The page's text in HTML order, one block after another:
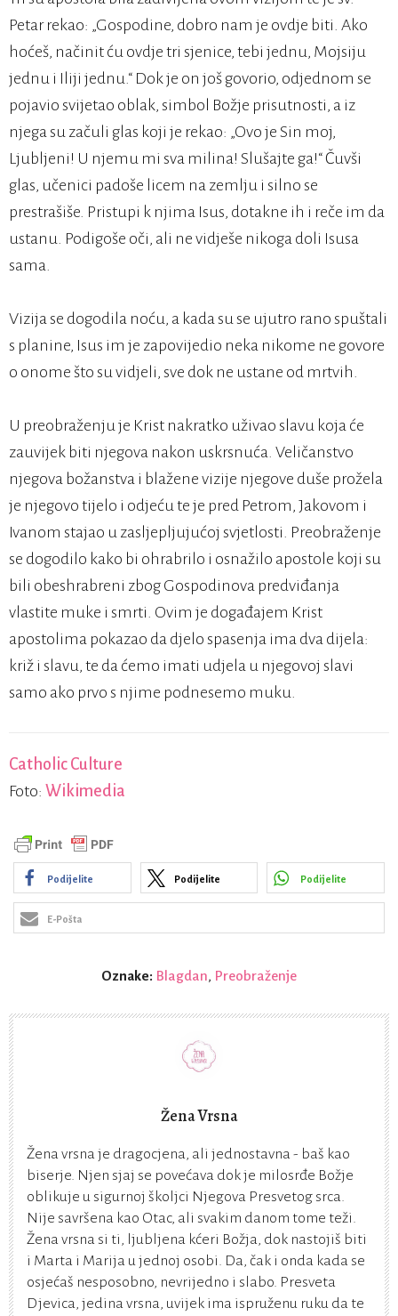
Petar rekao: „Gospodine, dobro nam je ovdje biti. Ako
hoćeš, načinit ću ovdje tri sjenice, tebi jednu, Mojsiju
jednu i Iliji jednu.“ Dok je on još govorio, odjednom se
pojavio svijetao oblak, simbol Božje prisutnosti, a iz
njega su začuli glas koji je rekao: „Ovo je Sin moj,
Ljubljeni! U njemu mi sva milina! Slušajte ga!“ Čuvši
glas, učenici padoše licem na zemlju i silno se
prestrašiše. Pristupi k njima Isus, dotakne ih i reče im da
ustanu. Podigoše oči, ali ne vidješe nikoga doli Isusa
sama.
Vizija se dogodila noću, a kada su se ujutro rano spuštali
s planine, Isus im je zapovijedio neka nikome ne govore
o onome što su vidjeli, sve dok ne ustane od mrtvih.
U preobraženju je Krist nakratko uživao slavu koja će
zauvijek biti njegova nakon uskrsnuća. Veličanstvo
njegova božanstva i blažene vizije njegove duše prožela
je njegovo tijelo i odjeću te je pred Petrom, Jakovom i
Ivanom stajao u zasljepljujućoj svjetlosti. Preobraženje
se dogodilo kako bi ohrabrilo i osnažilo apostole koji su
bili obeshrabreni zbog Gospodinova predviđanja
vlastite muke i smrti. Ovim je događajem Krist
apostolima pokazao da djelo spasenja ima dva dijela:
križ i slavu, te da ćemo imati udjela u njegovoj slavi
samo ako prvo s njime podnesemo muku.
Catholic Culture
Foto: Wikimedia
Podijelite Podijelite Podijelite
E-Pošta
Oznake: Blagdan, Preobraženje
Žena Vrsna
Žena vrsna je dragocjena, ali jednostavna - baš kao
biserje. Njen sjaj se povećava dok je milosrđe Božje
oblikuje u sigurnoj školjci Njegova Presvetog srca.
Nije savršena kao Otac, ali svakim danom tome teži.
Žena vrsna si ti, ljubljena kćeri Božja, dok nastojiš biti
i Marta i Marija u jednoj osobi. Da, čak i onda kada se
osjećaš nesposobno, nevrijedno i slabo. Presveta
Djevica, jedina vrsna, uvijek ima ispruženu ruku da te